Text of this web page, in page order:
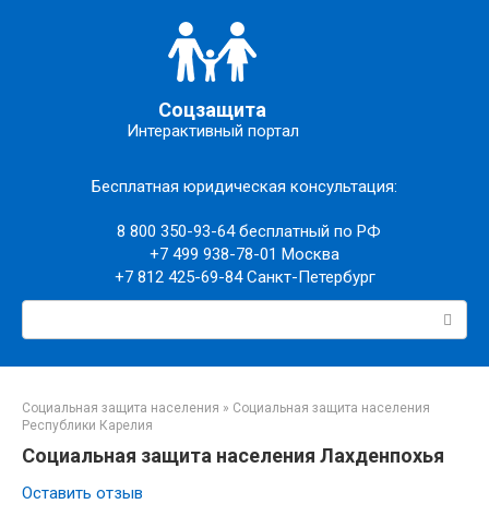
Соцзащита
Интерактивный портал
Бесплатная юридическая консультация:
8 800 350-93-64бесплатный по РФ
+7 499 938-78-01 Москва
+7 812 425-69-84Санкт-Петербург
Социальная защита населения » Социальная защита населения
Республики Карелия
Социальная защита населения Лахденпохья
Оставить отзыв